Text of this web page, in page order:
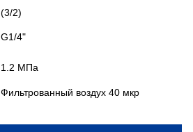
(3/2)
G1/4"
1.2 MПа
Фильтрованный воздух 40 мкр